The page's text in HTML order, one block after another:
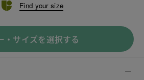
Find your size
・サイズを選択する